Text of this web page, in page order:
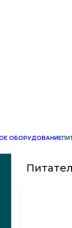
ОБОРУДОВАНИЕ